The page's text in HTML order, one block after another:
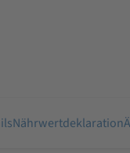
Nährwertdeklaration